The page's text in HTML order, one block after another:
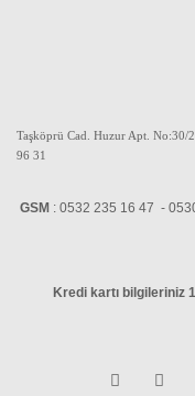
Taşköprü Cad. Huzur Apt. No:30/
96 31
GSM : 0532 235 16 47 -
Kredi kartı bilgileriniz